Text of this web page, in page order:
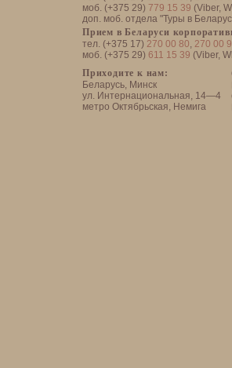
моб. (+375 29) 779 15 39 (Viber,
доп. моб. отдела "Туры в
Прием в Беларуси
тел. (+375 17) 270 00 80, 270 00
моб. (+375 29) 611 15 39 (Viber,
Приходите к нам:
Беларусь, Минск
ул. Интернациональная, 14—4
метро Октябрьская, Немига